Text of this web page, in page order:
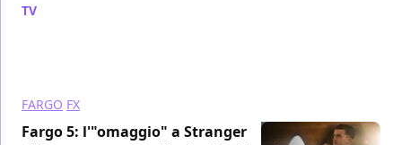
TV
FARGO FX
Fargo 5: l'"omaggio" a Stranger